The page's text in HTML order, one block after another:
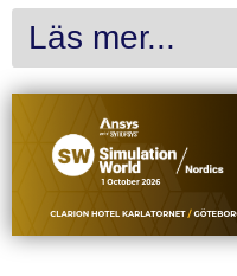
Läs mer...